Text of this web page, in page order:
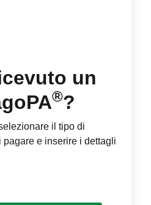
un
®?
il tipo di
pagare e inserire i dettagli